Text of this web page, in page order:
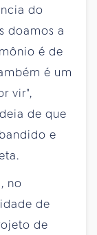
do
doamos a
é de
é um
vir",
de que
e
no
de
de